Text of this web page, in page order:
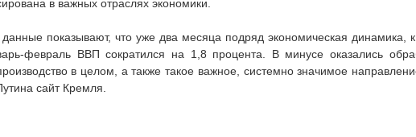
в важных отраслях экономики.
данные показывают, что уже два месяца подряд экономическая динамика,
февраль ВВП сократился на 1,8 процента. В минусе оказались
в целом, а также такое важное, системно значимое
сайт Кремля.